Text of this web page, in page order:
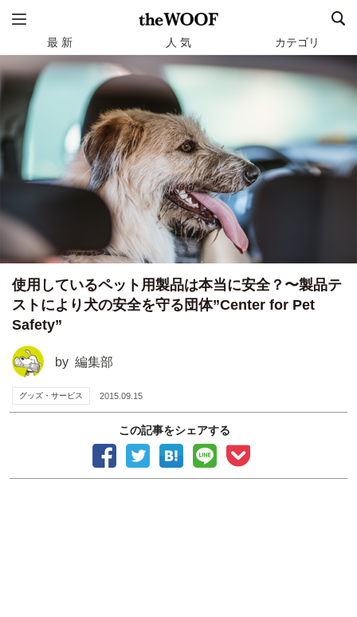
最 新 人 気 カテゴリ
使用しているペット用製品は本当に安全？〜製品テ
ストにより犬の安全を守る団体”Center for Pet
Safety”
by 編集部
グッズ・サービス 2015.09.15
この記事をシェアする